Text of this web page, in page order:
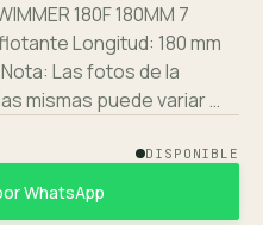
180F 180MM 7
flotante Longitud: 180 mm
Las fotos de la
mismas puede variar …
DISPONIBLE
WhatsApp